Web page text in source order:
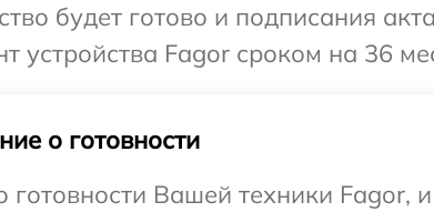
будет готово и подписания
устройства Fagor сроком на 36
о готовности
Вашей техники Fagor,